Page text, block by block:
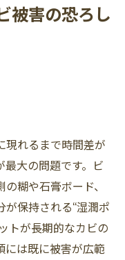
被害の恐ろし
現れるまで時間差が
大の問題です。ビ
糊や石膏ボード、
保持される“湿潤ポ
トが長期的なカビの
には既に被害が広範